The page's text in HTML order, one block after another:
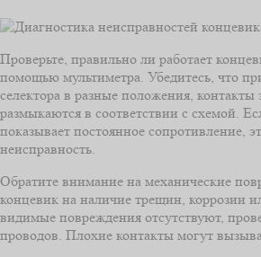
Проверьте, правильно ли работает
помощью мультиметра. Убедитесь, что
селектора в разные положения, контакты
размыкаются в соответствии с схемой.
показывает постоянное сопротивление,
неисправность.
Обратите внимание на механические
концевик на наличие трещин, коррозии
видимые повреждения отсутствуют,
проводов. Плохие контакты могут